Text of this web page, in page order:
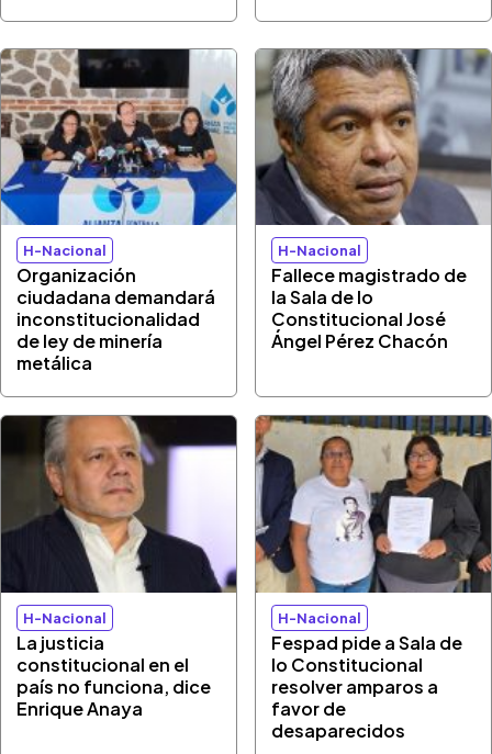
H-Nacional
Organización
ciudadana demandará
inconstitucionalidad
de ley de minería
metálica
H-Nacional
Fallece magistrado de
la Sala de lo
Constitucional José
Ángel Pérez Chacón
H-Nacional
La justicia
constitucional en el
país no funciona, dice
Enrique Anaya
H-Nacional
Fespad pide a Sala de
lo Constitucional
resolver amparos a
favor de
desaparecidos